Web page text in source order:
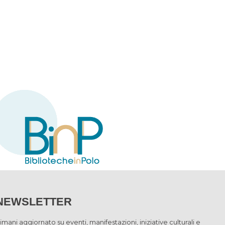
aggiornato su eventi, manifestazioni, iniziative culturali e